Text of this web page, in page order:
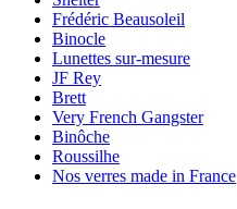
Frédéric Beausoleil
Binocle
Lunettes sur-mesure
JF Rey
Brett
Very French Gangster
Binôche
Roussilhe
Nos verres made in France